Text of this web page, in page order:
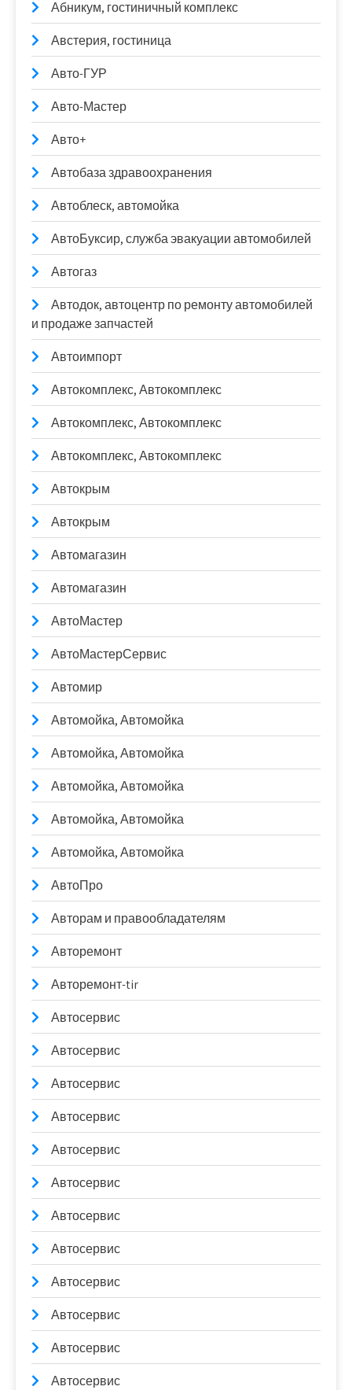
Абникум, гостиничный комплекс
Австерия, гостиница
Авто-ГУР
Авто-Мастер
Авто+
Автобаза здравоохранения
Автоблеск, автомойка
АвтоБуксир, служба эвакуации автомобилей
Автогаз
Автодок, автоцентр по ремонту автомобилей
и продаже запчастей
Автоимпорт
Автокомплекс, Автокомплекс
Автокомплекс, Автокомплекс
Автокомплекс, Автокомплекс
Автокрым
Автокрым
Автомагазин
Автомагазин
АвтоМастер
АвтоМастерСервис
Автомир
Автомойка, Автомойка
Автомойка, Автомойка
Автомойка, Автомойка
Автомойка, Автомойка
Автомойка, Автомойка
АвтоПро
Авторам и правообладателям
Авторемонт
Авторемонт-tir
Автосервис
Автосервис
Автосервис
Автосервис
Автосервис
Автосервис
Автосервис
Автосервис
Автосервис
Автосервис
Автосервис
Автосервис